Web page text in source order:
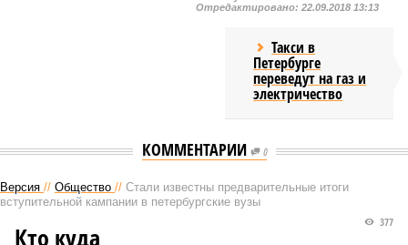
Отредактировано: 22.09.2018 13:13
Такси в
Петербурге
переведут на газ и
электричество
КОММЕНТАРИИ 0
Версия // Общество // Стали известны предварительные итоги
вступительной кампании в петербургские вузы
377
Кто куда